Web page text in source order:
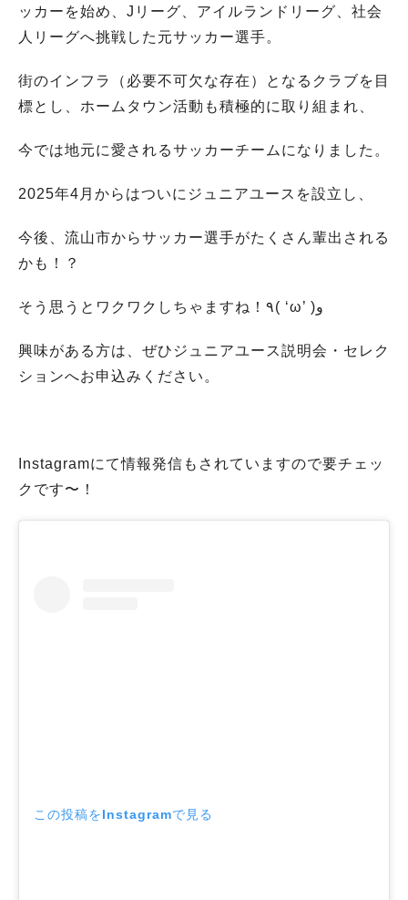
ッカーを始め、Jリーグ、アイルランドリーグ、社会
人リーグへ挑戦した元サッカー選手。
街のインフラ（必要不可欠な存在）となるクラブを目
標とし、ホームタウン活動も積極的に取り組まれ、
今では地元に愛されるサッカーチームになりました。
2025年4月からはついにジュニアユースを設立し、
今後、流山市からサッカー選手がたくさん輩出される
かも！？
そう思うとワクワクしちゃますね！٩( ‘ω’ )و
興味がある方は、ぜひジュニアユース説明会・セレク
ションへお申込みください。
Instagramにて情報発信もされていますので要チェッ
クです〜！
この投稿をInstagramで見る